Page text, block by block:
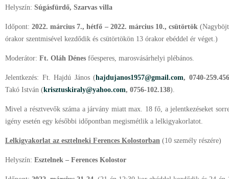
Helyszín: Súgásfürdő, Szarvas villa
Időpont:2022. március 7., hétfő – 2022. március 10., csütörtök
órakor szentmisével kezdődik és csütörtökön 13 órakor ebéddel ér véget.)
Moderátor: Ft. Oláh Dénes főesperes, marosvásárhelyi plébános.
Jelentkezés: Ft. Hajdú János (hajdujanos1957@gmail.com, 0740-259.456
Takó István (krisztuskiraly@yahoo.com, 0756-102.138).
Mivel a résztvevők száma a járvány miatt max. 18 fő, a jelentkezéseket
igény esetén egy későbbi időpontban megismétlik a lelkigyakorlatot.
Lelkigyakorlat az esztelneki Ferences Kolostorban (10 személy részére)
Helyszín: Esztelnek – Ferences Kolostor